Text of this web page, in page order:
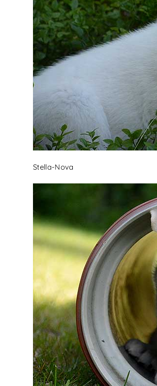
Stella-Nova